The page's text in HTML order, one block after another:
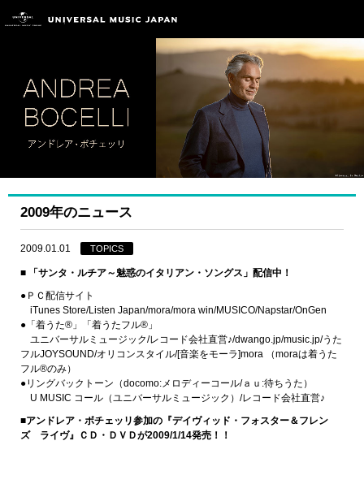
2009年のニュース
2009.01.01 TOPICS
■ 「サンタ・ルチア～魅惑のイタリアン・ソングス」配信中！
●ＰＣ配信サイト
iTunes Store/Listen Japan/mora/mora win/MUSICO/Napstar/OnGen
●「着うた®」「着うたフル®」
ユニバーサルミュージック/レコード会社直営♪/dwango.jp/music.jp/うた
フルJOYSOUND/オリコンスタイル/[音楽をモーラ]mora （moraは着うた
フル®のみ）
●リングバックトーン（docomo:メロディーコール/ａｕ:待ちうた）
U MUSIC コール（ユニバーサルミュージック）/レコード会社直営♪
■アンドレア・ボチェッリ参加の『デイヴィッド・フォスター＆フレン
ズ ライヴ』ＣＤ・ＤＶＤが2009/1/14発売！！